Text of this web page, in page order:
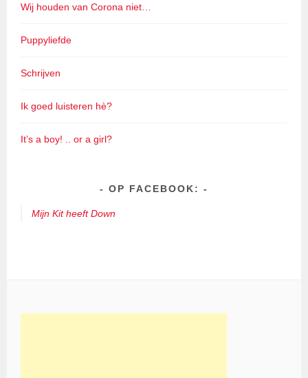
Wij houden van Corona niet…
Puppyliefde
Schrijven
Ik goed luisteren hè?
It’s a boy! .. or a girl?
OP FACEBOOK:
Mijn Kit heeft Down